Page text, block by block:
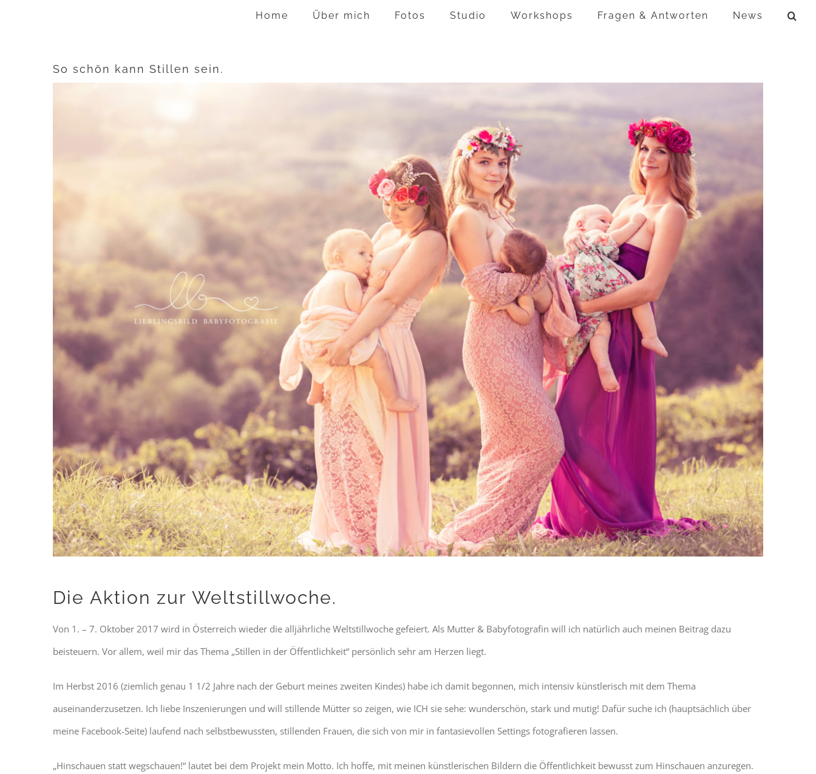
Home Über mich Fotos Studio Workshops Fragen & Antworten News
So schön kann Stillen sein.
Die Aktion zur Weltstillwoche.
Von 1. – 7. Oktober 2017 wird in Österreich wieder die alljährliche Weltstillwoche gefeiert. Als Mutter & Babyfotografin will ich natürlich auch meinen Beitrag dazu
beisteuern. Vor allem, weil mir das Thema „Stillen in der Öffentlichkeit“ persönlich sehr am Herzen liegt.
Im Herbst 2016 (ziemlich genau 1 1/2 Jahre nach der Geburt meines zweiten Kindes) habe ich damit begonnen, mich intensiv künstlerisch mit dem Thema
auseinanderzusetzen. Ich liebe Inszenierungen und will stillende Mütter so zeigen, wie ICH sie sehe: wunderschön, stark und mutig! Dafür suche ich (hauptsächlich über
meine Facebook-Seite) laufend nach selbstbewussten, stillenden Frauen, die sich von mir in fantasievollen Settings fotografieren lassen.
„Hinschauen statt wegschauen!“ lautet bei dem Projekt mein Motto. Ich hoffe, mit meinen künstlerischen Bildern die Öffentlichkeit bewusst zum Hinschauen anzuregen.